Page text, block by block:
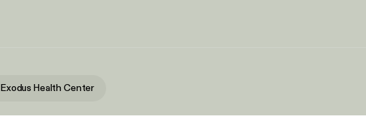
Exodus Health Center